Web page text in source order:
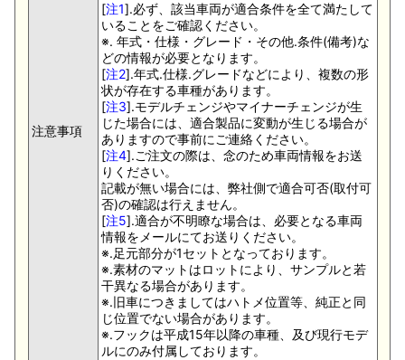
注意事項
[注1].必ず、該当車両が適合条件を全て満たして
いることをご確認ください。
※. 年式・仕様・グレード・その他.条件(備考)な
どの情報が必要となります。
[注2].年式.仕様.グレードなどにより、複数の形
状が存在する車種があります。
[注3].モデルチェンジやマイナーチェンジが生
じた場合には、適合製品に変動が生じる場合が
ありますので事前にご連絡ください。
[注4].ご注文の際は、念のため車両情報をお送
りください。
記載が無い場合には、弊社側で適合可否(取付可
否)の確認は行えません。
[注5].適合が不明瞭な場合は、必要となる車両
情報をメールにてお送りください。
※.足元部分が1セットとなっております。
※.素材のマットはロットにより、サンプルと若
干異なる場合があります。
※.旧車につきましてはハトメ位置等、純正と同
じ位置でない場合があります。
※.フックは平成15年以降の車種、及び現行モデ
ルにのみ付属しております。